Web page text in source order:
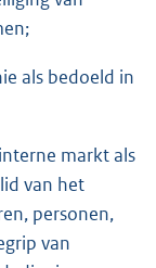
als bedoeld in
markt als
van het
personen,
van